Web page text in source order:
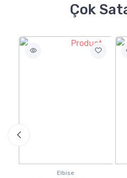
Çok
Elbise